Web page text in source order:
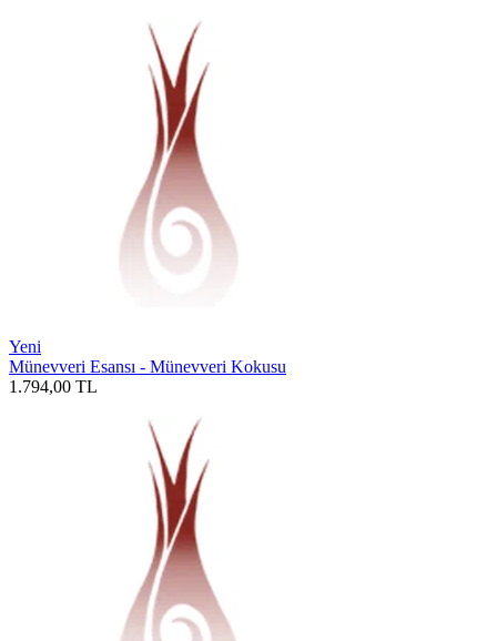
Yeni
Münevveri Esansı - Münevveri Kokusu
1.794,00 TL